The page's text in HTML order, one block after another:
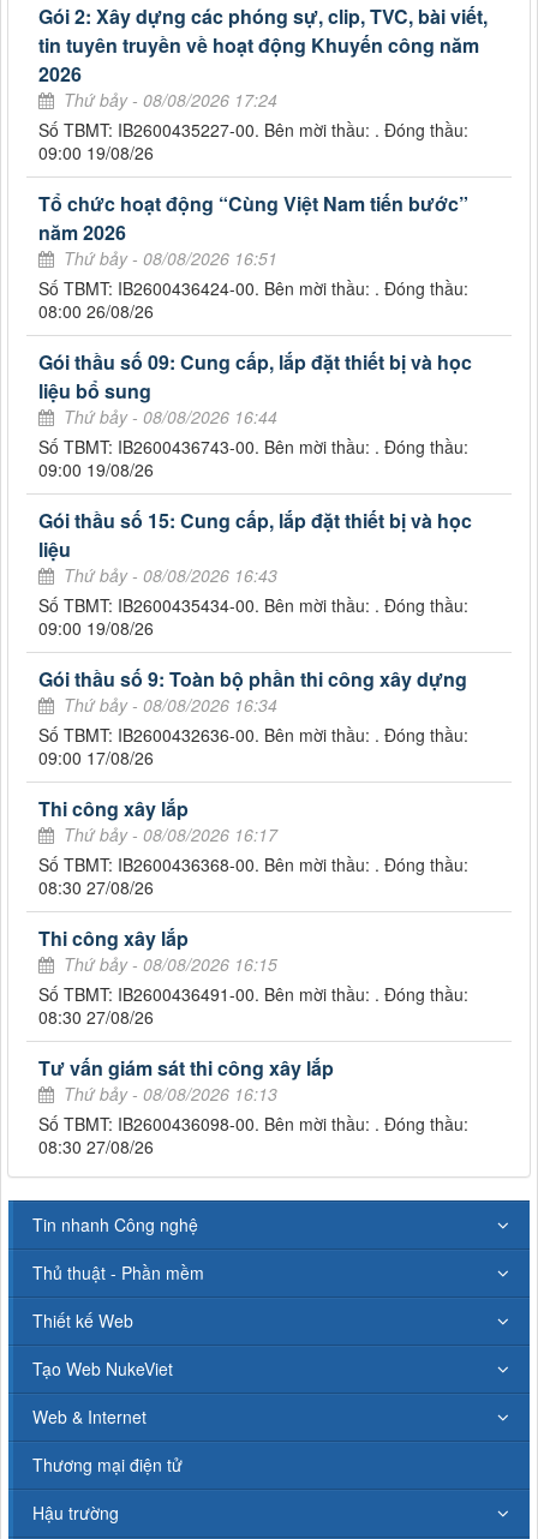
Gói 2: Xây dựng các phóng sự, clip, TVC, bài viết,
tin tuyên truyền về hoạt động Khuyến công năm
2026
Thứ bảy - 08/08/2026 17:24
Số TBMT: IB2600435227-00. Bên mời thầu: . Đóng thầu:
09:00 19/08/26
Tổ chức hoạt động “Cùng Việt Nam tiến bước”
năm 2026
Thứ bảy - 08/08/2026 16:51
Số TBMT: IB2600436424-00. Bên mời thầu: . Đóng thầu:
08:00 26/08/26
Gói thầu số 09: Cung cấp, lắp đặt thiết bị và học
liệu bổ sung
Thứ bảy - 08/08/2026 16:44
Số TBMT: IB2600436743-00. Bên mời thầu: . Đóng thầu:
09:00 19/08/26
Gói thầu số 15: Cung cấp, lắp đặt thiết bị và học
liệu
Thứ bảy - 08/08/2026 16:43
Số TBMT: IB2600435434-00. Bên mời thầu: . Đóng thầu:
09:00 19/08/26
Gói thầu số 9: Toàn bộ phần thi công xây dựng
Thứ bảy - 08/08/2026 16:34
Số TBMT: IB2600432636-00. Bên mời thầu: . Đóng thầu:
09:00 17/08/26
Thi công xây lắp
Thứ bảy - 08/08/2026 16:17
Số TBMT: IB2600436368-00. Bên mời thầu: . Đóng thầu:
08:30 27/08/26
Thi công xây lắp
Thứ bảy - 08/08/2026 16:15
Số TBMT: IB2600436491-00. Bên mời thầu: . Đóng thầu:
08:30 27/08/26
Tư vấn giám sát thi công xây lắp
Thứ bảy - 08/08/2026 16:13
Số TBMT: IB2600436098-00. Bên mời thầu: . Đóng thầu:
08:30 27/08/26
Tin nhanh Công nghệ
Thủ thuật - Phần mềm
Thiết kế Web
Tạo Web NukeViet
Web & Internet
Thương mại điện tử
Hậu trường